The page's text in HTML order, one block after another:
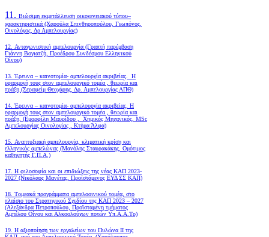
11. Βιώσιμη εκμετάλλευση οικογενειακού τύπου–
χαρακτηριστικά (Χαρούλα Σπινθηροπούλου, Γεωπόνος,
Οινολόγος, Δρ Αμπελουργίας)
12. Ανταγωνιστική αμπελουργία (Γραπτή παρέμβαση
Γιάννη Βογιατζή, Προέδρου Συνδέσμου Ελληνικού
Οίνου)
13. Έρευνα – καινοτομία- αμπελουργία ακριβείας. Η
εφαρμογή τους στον αμπελουργικό τομέα , θεωρία και
πράξη.(Σεραφείμ Θεοχάρης, Δρ. Αμπελουργίας ΑΠΘ)
14. Έρευνα – καινοτομία- αμπελουργία ακριβείας. Η
εφαρμογή τους στον αμπελουργικό τομέα , θεωρία και
πράξη. (Εμορφίλη Μαυρίδου , Χημικός Μηχανικός, MSc
Αμπελουργίας Οινολογίας , Κτήμα Άλφα)
15. Αναπτυξιακή αμπελουργία, κλιματική κρίση και
ελληνικός αμπελώνας (Μανόλης Σταυρακάκης, Ομότιμος
καθηγητής Γ.Π.Α.)
17. Η φιλοσοφία και οι επιδιώξεις της νέας ΚΑΠ 2023-
2027 (Νικόλαος Μανέτας, Προϊστάμενος ΕΥΔ ΣΣ ΚΑΠ)
18. Tομεακά προγράμματα αμπελοοινικού τομέα, στο
πλαίσιο του Στρατηγικού Σχεδίου της ΚΑΠ 2023 – 2027
(Αλεξάνδρα Πετροπούλου, Προϊσταμένη τμήματος
Αμπέλου Οίνου και Αλκοολούχων ποτών Υπ.Α.Α.Τρ)
19. Η αξιοποίηση των εργαλείων του Πυλώνα ΙΙ της